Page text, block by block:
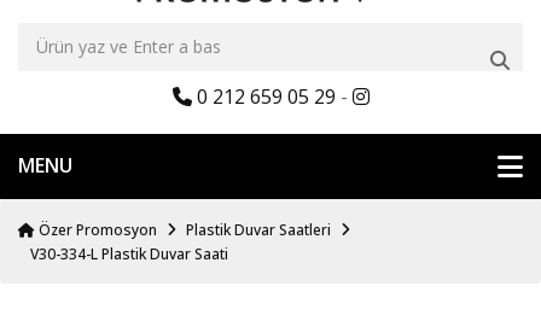
0 212 659 05 29 -
MENU
Özer Promosyon
Plastik Duvar Saatleri
V30-334-L Plastik Duvar Saati